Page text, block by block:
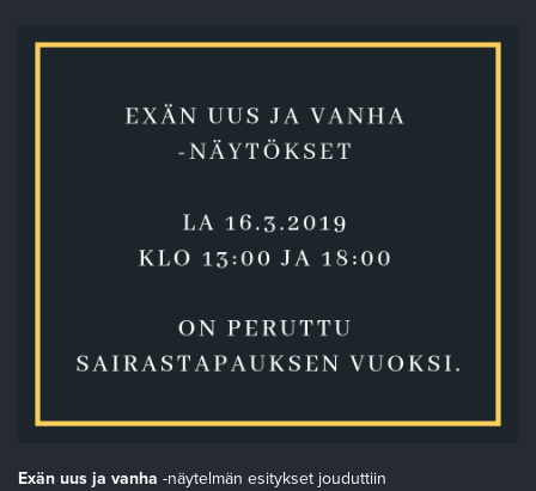
Exän uus ja vanha -näytelmän esitykset jouduttiin